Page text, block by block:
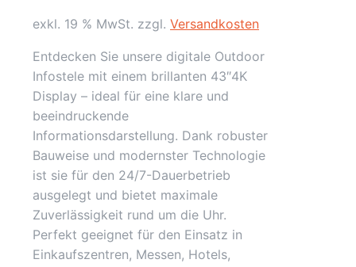
exkl. 19 % MwSt. zzgl. Versandkosten
Entdecken Sie unsere digitale Outdoor
Infostele mit einem brillanten 43″4K
Display – ideal für eine klare und
beeindruckende
Informationsdarstellung. Dank robuster
Bauweise und modernster Technologie
ist sie für den 24/7-Dauerbetrieb
ausgelegt und bietet maximale
Zuverlässigkeit rund um die Uhr.
Perfekt geeignet für den Einsatz in
Einkaufszentren, Messen, Hotels,